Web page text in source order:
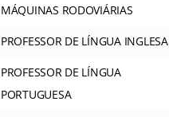
MÁQUINAS RODOVIÁRIAS
PROFESSOR DE LÍNGUA INGLESA
PROFESSOR DE LÍNGUA
PORTUGUESA